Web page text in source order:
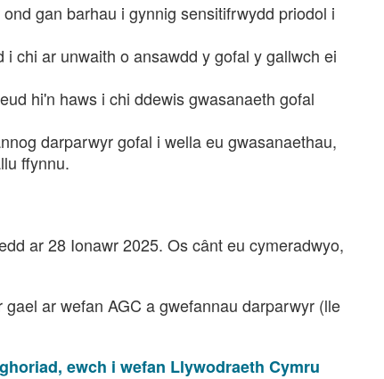
gan barhau i gynnig sensitifrwydd priodol i
chi ar unwaith o ansawdd y gofal y gallwch ei
hi'n haws i chi ddewis gwasanaeth gofal
darparwyr gofal i wella eu gwasanaethau,
ffynnu.
ar 28 Ionawr 2025. Os cânt eu cymeradwyo,
ar wefan AGC a gwefannau darparwyr (lle
ewch i wefan Llywodraeth Cymru